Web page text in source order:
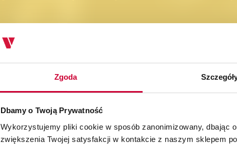
Zgoda
Dbamy o Twoją Prywatność
Wykorzystujemy pliki cookie w sposób zanonimizowany, dbając
zwiększenia Twojej satysfakcji w kontakcie z naszym sklepem
Szybka, darmowa